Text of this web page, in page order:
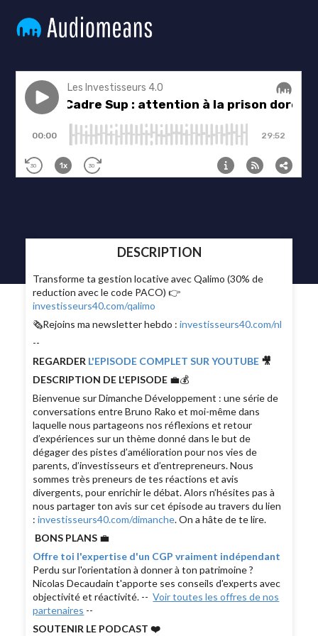
DESCRIPTION
Transforme ta gestion locative avec Qalimo (30% de
reduction avec le code PACO) 👉
investisseurs40.com/qalimo
🗞Rejoins ma newsletter hebdo :investisseurs40.com/nl
--
REGARDER L'EPISODE COMPLET SUR YOUTUBE 🎥
DESCRIPTION DE L'EPISODE 💼💰
Bienvenue sur Dimanche Développement : une série de
conversations entre Bruno Rako et moi-même dans
laquelle nous partageons nos réflexions et retour
d’expériences sur un thème donné dans le but de
dégager des pistes d’amélioration pour nos vies de
parents, d’investisseurs et d’entrepreneurs. Nous
sommes très preneurs de tes réactions et avis
divergents, pour enrichir le débat. Alors n’hésites pas à
nous partager ton avis sur cet épisode au travers du lien
:investisseurs40.com/dimanche. On a hâte de te lire.
BONS PLANS 💼
Offre toi l'expertise d'un CGP vraiment indépendant
Perdu sur l'orientation à donner à ton patrimoine ?
Nicolas Decaudain t'apporte ses conseils d'experts avec
objectivité et réactivité. --Voir toutes les offres de nos
partenaires --
SOUTENIR LE PODCAST ❤️